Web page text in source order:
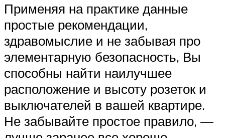
Применяя на практике данные
простые рекомендации,
здравомыслие и не забывая про
элементарную безопасность, Вы
способны найти наилучшее
расположение и высоту розеток и
выключателей в вашей квартире.
Не забывайте простое правило, —